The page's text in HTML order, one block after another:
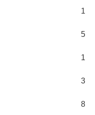
1
5
1
3
8